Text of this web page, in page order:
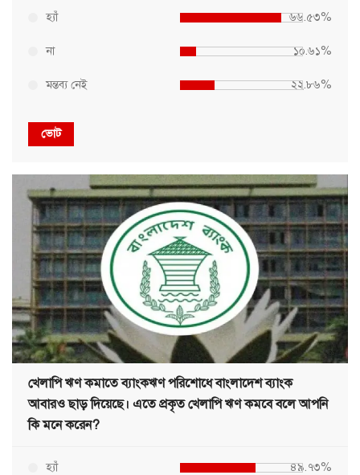
হ্যাঁ ৬৬.৫৩%
না ১০.৬১%
মন্তব্য নেই ২২.৮৬%
ভোট
খেলাপি ঋণ কমাতে ব্যাংকঋণ পরিশোধে বাংলাদেশ ব্যাংক
আবারও ছাড় দিয়েছে। এতে প্রকৃত খেলাপি ঋণ কমবে বলে আপনি
কি মনে করেন?
হ্যাঁ ৪৯.৭৩%